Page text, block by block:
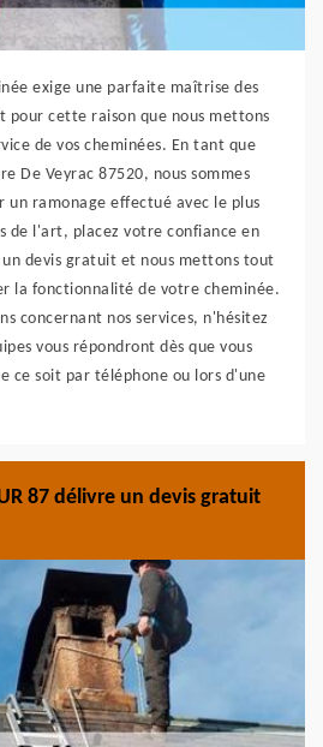
exige une parfaite maîtrise des
pour cette raison que nous mettons
de vos cheminées. En tant que
De Veyrac 87520, nous sommes
un ramonage effectué avec le plus
de l'art, placez votre confiance en
un devis gratuit et nous mettons tout
la fonctionnalité de votre cheminée.
concernant nos services, n'hésitez
vous répondront dès que vous
ce soit par téléphone ou lors d'une
87 délivre un devis gratuit